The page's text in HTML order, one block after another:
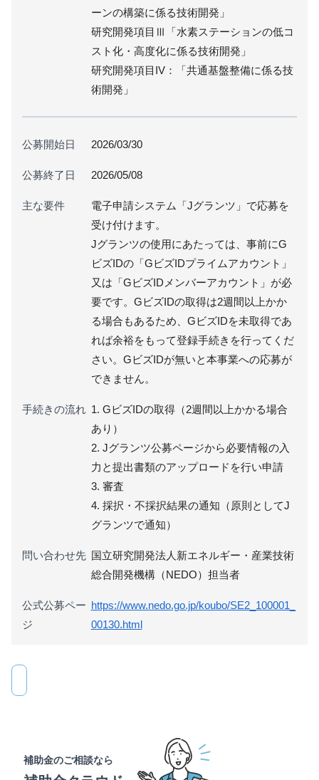
ーンの構築に係る技術開発」
研究開発項目Ⅲ「水素ステーションの低コ
スト化・高度化に係る技術開発」
研究開発項目IV：「共通基盤整備に係る技
術開発」
公募開始日 2026/03/30
公募終了日 2026/05/08
主な要件
電子申請システム「Jグランツ」で応募を
受け付けます。
Jグランツの使用にあたっては、事前にG
ビズIDの「GビズIDプライムアカウント」
又は「GビズIDメンバーアカウント」が必
要です。GビズIDの取得は2週間以上かか
る場合もあるため、GビズIDを未取得であ
れば余裕をもって登録手続きを行ってくだ
さい。GビズIDが無いと本事業への応募が
できません。
手続きの流れ 1. GビズIDの取得（2週間以上かかる場合
あり）
2. Jグランツ公募ページから必要情報の入
力と提出書類のアップロードを行い申請
3. 審査
4. 採択・不採択結果の通知（原則としてJ
グランツで通知）
問い合わせ先 国立研究開発法人新エネルギー・産業技術
総合開発機構（NEDO）担当者
公式公募ペー
ジ
https://www.nedo.go.jp/koubo/SE2_100001_
00130.html
補助金のご相談なら